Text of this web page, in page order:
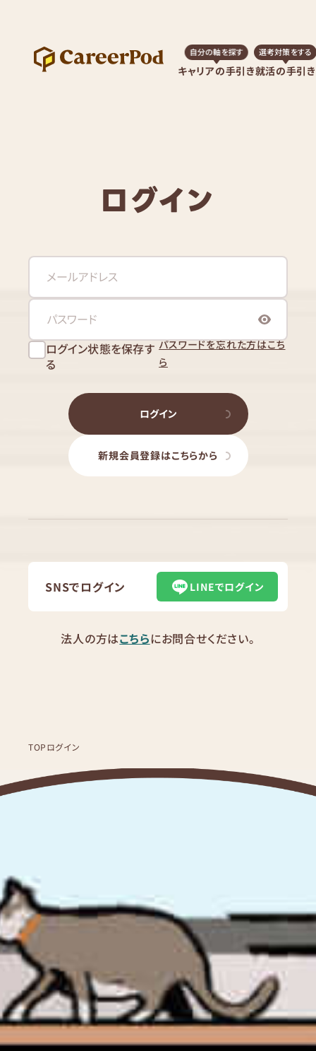
キャリアの手引き
自分の軸を探す
就活の手引き
選考対策をする
ログイン
ログイン状態を保存す
る
パスワードを忘れた方はこち
ら
ログイン
新規会員登録はこちらから
SNSでログイン LINEでログイン
法人の方はこちらにお問合せください。
TOPログイン